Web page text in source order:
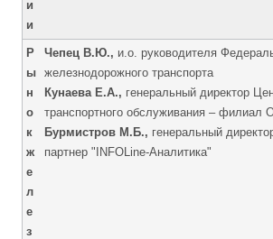
и
и
Р
ы
н
о
к
ж
е
л
е
з
Чепец В.Ю., и.о. руководителя
железнодорожного транспорта
Кунаева Е.А., генеральный директор
транспортного обслуживания –
Бурмистров М.Б., генеральный
партнер "INFOLine-Аналитика"